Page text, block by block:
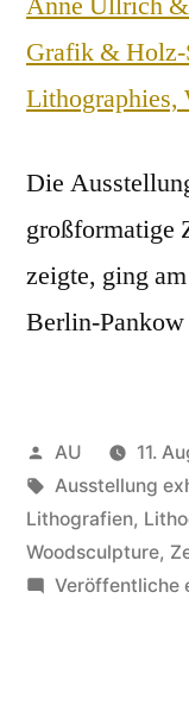
Grafik & Holz-
Lithographies,
Die
großformatige
zeigte, ging
Berlin-Pankow
Veröffentlicht
von
AU 11.
Schlagwörter:
Ausstellung
Lithografien,
Woodsculpture,
Veröffentliche